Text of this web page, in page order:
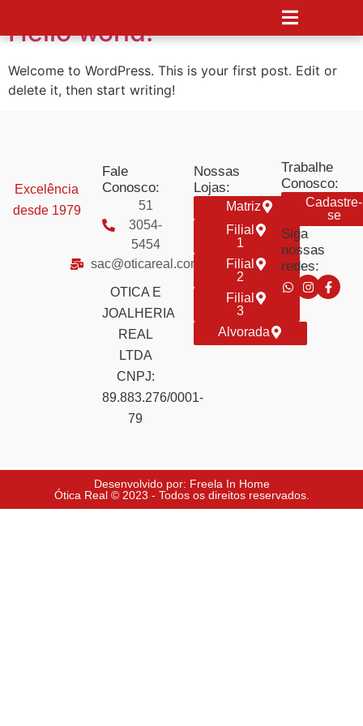
Hello world!
Welcome to WordPress. This is your first post. Edit or
delete it, then start writing!
Excelência
desde 1979
Fale
Conosco:
51
3054-
5454
sac@oticareal.com
OTICA E
JOALHERIA
REAL
LTDA
CNPJ:
89.883.276/0001-
79
Nossas
Lojas:
Matriz
Filial
1
Filial
2
Filial
3
Alvorada
Trabalhe
Conosco:
Cadastre-
se
Siga
nossas
redes:
Desenvolvido por: Freela In Home
Ótica Real © 2023 - Todos os direitos reservados.